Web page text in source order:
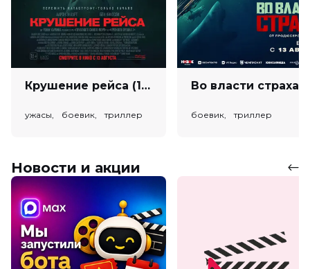
Крушение рейса (18+)
ужасы, боевик, триллер боевик, триллер
Новости и акции